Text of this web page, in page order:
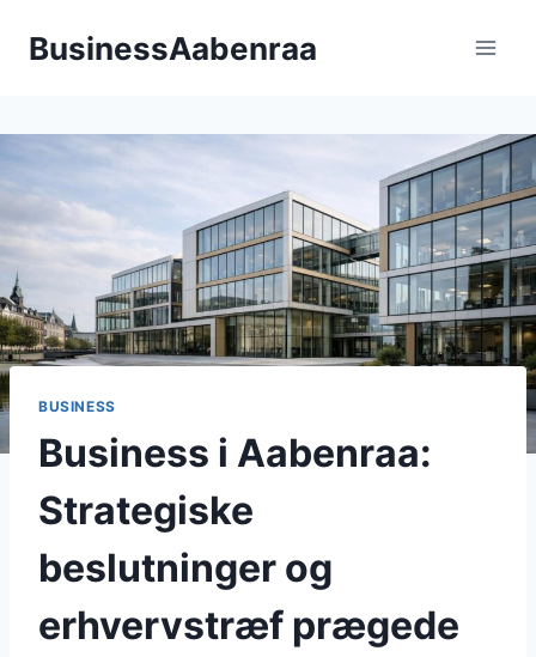
BusinessAabenraa
BUSINESS
Business i Aabenraa:
Strategiske
beslutninger og
erhvervstræf prægede